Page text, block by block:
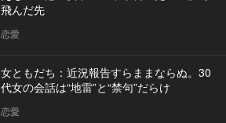
飛んだ先
恋愛
女ともだち：近況報告すらままならぬ。30
代女の会話は“地雷”と“禁句”だらけ
恋愛